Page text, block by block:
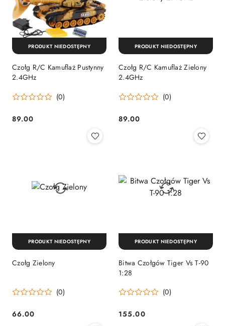
Czołg R/C Kamuflaż Pustynny
2.4GHz
(0)
Cena:
89.00
PRODUKT NIEDOSTĘPNY
Czołg R/C Kamuflaż Zielony
2.4GHz
(0)
Cena:
89.00
PRODUKT NIEDOSTĘPNY
Czołg Zielony
(0)
Cena:
66.00
PRODUKT NIEDOSTĘPNY
Bitwa Czołgów Tiger Vs T-90
1:28
(0)
Cena:
155.00
PRODUKT NIEDOSTĘPNY